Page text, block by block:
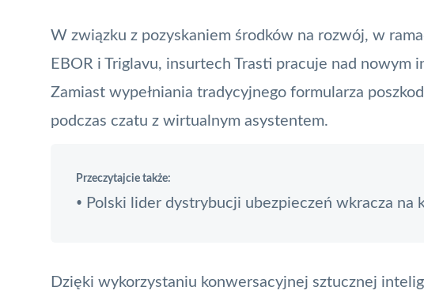
W związku z pozyskaniem środków na rozwój, w
EBOR i Triglavu, insurtech Trasti pracuje nad nowym
Zamiast wypełniania tradycyjnego formularza
podczas czatu z wirtualnym asystentem.
Przeczytajcie także:
• Polski lider dystrybucji ubezpieczeń wkracza na
Dzięki wykorzystaniu konwersacyjnej sztucznej